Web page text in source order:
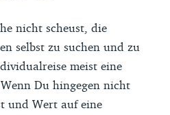
nicht scheust, die
selbst zu suchen und zu
meist eine
Du hingegen nicht
und Wert auf eine